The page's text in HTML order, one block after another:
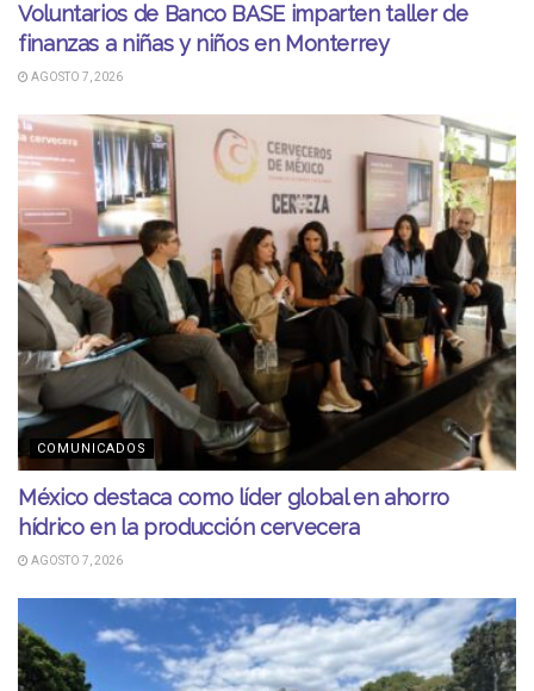
Voluntarios de Banco BASE imparten taller de
finanzas a niñas y niños en Monterrey
AGOSTO 7, 2026
COMUNICADOS
México destaca como líder global en ahorro
hídrico en la producción cervecera
AGOSTO 7, 2026